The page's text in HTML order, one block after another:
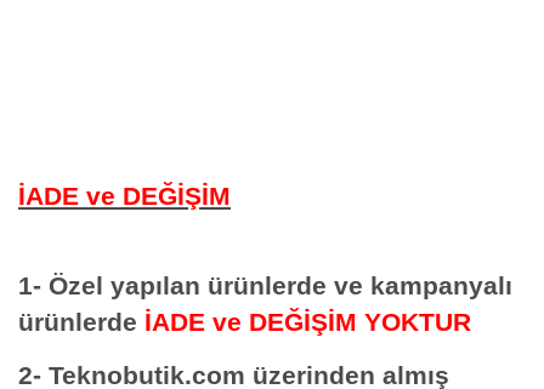
İADE ve DEĞİŞİM
1- Özel yapılan ürünlerde ve kampanyalı
ürünlerde İADE ve DEĞİŞİM YOKTUR
2- Teknobutik.com üzerinden almış